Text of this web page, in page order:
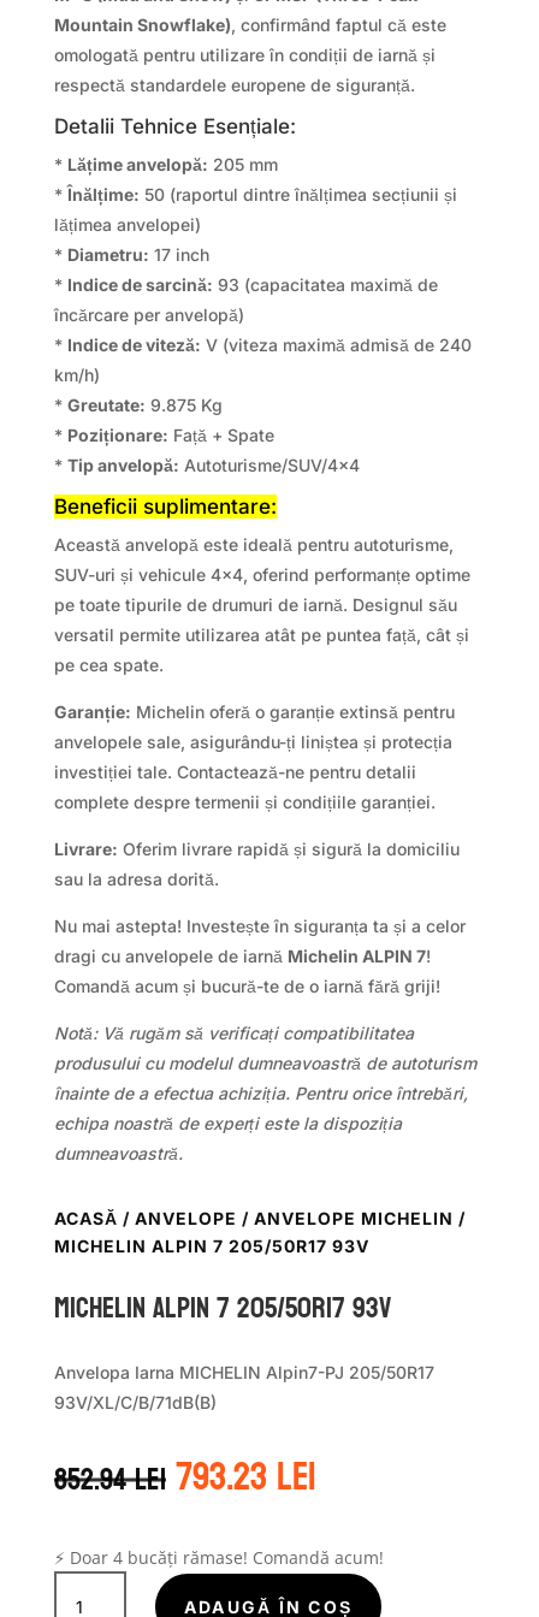
Mountain Snowflake), confirmând faptul că este
omologată pentru utilizare în condiții de iarnă și
respectă standardele europene de siguranță.
Detalii Tehnice Esențiale:
* Lățime anvelopă: 205 mm
*Înălțime: 50 (raportul dintre înălțimea secțiunii și
lățimea anvelopei)
* Diametru: 17 inch
* Indice de sarcină: 93 (capacitatea maximă de
încărcare per anvelopă)
* Indice de viteză: V (viteza maximă admisă de 240
km/h)
* Greutate: 9.875 Kg
* Poziționare: Față + Spate
* Tip anvelopă: Autoturisme/SUV/4×4
Beneficii suplimentare:
Această anvelopă este ideală pentru autoturisme,
SUV-uri și vehicule 4×4, oferind performanțe optime
pe toate tipurile de drumuri de iarnă. Designul său
versatil permite utilizarea atât pe puntea față, cât și
pe cea spate.
Garanție: Michelin oferă o garanție extinsă pentru
anvelopele sale, asigurându-ți liniștea și protecția
investiției tale. Contactează-ne pentru detalii
complete despre termenii și condițiile garanției.
Livrare: Oferim livrare rapidă și sigură la domiciliu
sau la adresa dorită.
Nu mai astepta! Investește în siguranța ta și a celor
dragi cu anvelopele de iarnă Michelin ALPIN 7!
Comandă acum și bucură-te de o iarnă fără griji!
Notă: Vă rugăm să verificați compatibilitatea
produsului cu modelul dumneavoastră de autoturism
înainte de a efectua achiziția. Pentru orice întrebări,
echipa noastră de experți este la dispoziția
dumneavoastră.
ACASĂ / ANVELOPE / ANVELOPE MICHELIN /
MICHELIN ALPIN 7 205/50R17 93V
Michelin ALPIN 7 205/50R17 93V
Anvelopa Iarna MICHELIN Alpin7-PJ 205/50R17
93V/XL/C/B/71dB(B)
852.94leiPrețul
inițial
fost:
852.94 lei.
793.23leiPrețul
curent
793.23 lei.
⚡ Doar 4 bucăți rămase! Comandă acum!
Cantitate
ADAUGĂ ÎN COȘ